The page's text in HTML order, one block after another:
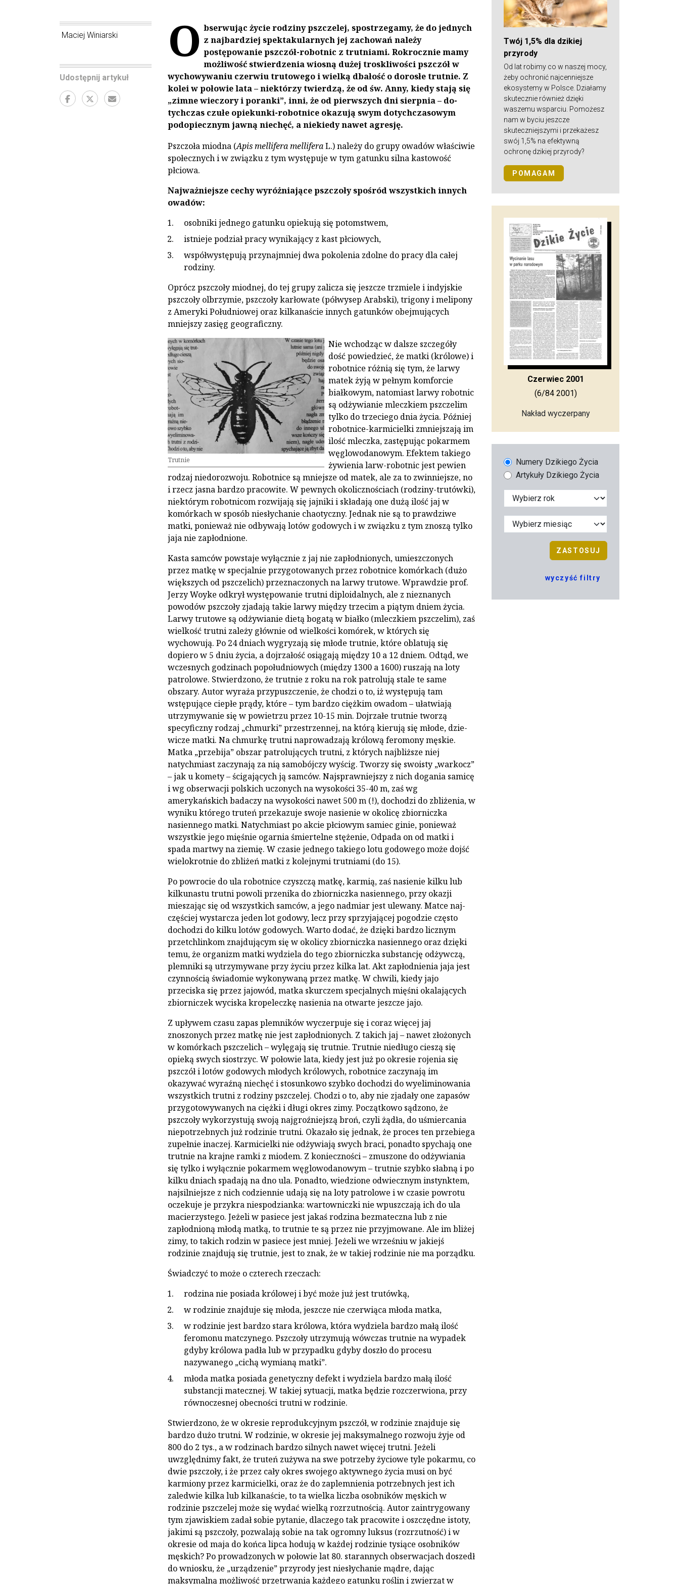
Maciej Winiarski
Udostępnij artykuł
O bserwując życie rodziny pszczelej, spostrze­gamy, że do jednych
z najbardziej spektakular­nych jej zachowań należy
postępowanie pszczół-robotnic z trutniami. Rokrocznie mamy
możliwość stwierdzenia wiosną dużej troskliwo­ści pszczół w
wychowywaniu czerwiu trutowe­go i wielką dbałość o dorosłe trutnie. Z
kolei w połowie lata – niektórzy twierdzą, że od św. Anny, kiedy stają się
„zimne wieczory i po­ranki”, inni, że od pierwszych dni sierpnia – do­
tychczas czułe opiekunki-robotnice okazują swym dotychczasowym
podopiecznym jawną niechęć, a niekiedy nawet agresję.
Pszczoła miodna (Apis mellifera melliferaL.) należy do grupy owadów właściwie
społecznych i w związku z tym występuje w tym gatunku silna kastowość
płciowa.
Najważniejsze cechy wyróżniające pszczoły spośród wszystkich innych
owadów:
osobniki jednego gatunku opiekują się potomstwem,
istnieje podział pracy wynikający z kast płciowych,
współwystępują przynajmniej dwa pokolenia zdolne do pracy dla całej
rodziny.
Oprócz pszczoły miodnej, do tej grupy zalicza się jeszcze trzmiele i indyjskie
pszczoły olbrzy­mie, pszczoły karłowate (półwysep Arabski), tri­gony i melipony
z Ameryki Południowej oraz kilkanaście innych gatunków obejmujących
mniejszy zasięg geograficzny.
Trutnie
Nie wchodząc w dalsze szczegóły
dość po­wiedzieć, że matki (królowe) i
robotnice różnią się tym, że larwy
matek żyją w pełnym komfor­cie
białkowym, natomiast larwy robotnic
są odżywianie mleczkiem pszczelim
tylko do trze­ciego dnia życia. Później
robotnice-karmiciel­ki zmniejszają im
ilość mleczka, zastępując pokarmem
węglowodanowym. Efektem takie­go
żywienia larw-robotnic jest pewien
rodzaj niedorozwoju. Robotnice są mniejsze od matek, ale za to zwinniejsze, no
i rzecz jasna bardzo pracowite. W pewnych okolicznościach (rodzi­ny-trutówki),
niektórym robotnicom rozwijają się jajniki i składają one dużą ilość jaj w
komór­kach w sposób niesłychanie chaotyczny. Jednak nie są to prawdziwe
matki, ponieważ nie odby­wają lotów godowych i w związku z tym zno­szą tylko
jaja nie zapłodnione.
Kasta samców powstaje wyłącznie z jaj nie zapłodnionych, umieszczonych
przez matkę w specjalnie przygotowanych przez robotnice komórkach (dużo
większych od pszczelich) przeznaczonych na larwy trutowe. Wprawdzie prof.
Jerzy Woyke odkrył występowanie trutni diploidalnych, ale z nieznanych
powodów psz­czoły zjadają takie larwy między trzecim a pią­tym dniem życia.
Larwy trutowe są odżywianie dietą bogatą w białko (mleczkiem pszczelim), zaś
wielkość trutni zależy głównie od wielkości komórek, w których się
wychowują. Po 24 dniach wygryzają się młode trutnie, które obla­tują się
dopiero w 5 dniu życia, a dojrzałość osią­gają między 10 a 12 dniem. Odtąd, we
wczesnych godzinach popołudniowych (między 1300 a 1600) ruszają na loty
patrolowe. Stwierdzono, że trut­nie z roku na rok patrolują stale te same
obszary. Autor wyraża przypuszczenie, że chodzi o to, iż występują tam
wstępujące ciepłe prądy, które – tym bardzo ciężkim owadom – ułatwiają
utrzy­mywanie się w powietrzu przez 10-15 min. Dojrzałe trutnie tworzą
specyficzny rodzaj „chmurki” przestrzennej, na którą kierują się młode, dzie­
wicze matki. Na chmurkę trutni naprowadzają królową feromony męskie.
Matka „przebija” ob­szar patrolujących trutni, z których najbliższe niej
natychmiast zaczynają za nią samobójczy wyścig. Tworzy się swoisty „warkocz”
– jak u komety – ścigających ją samców. Najsprawniej­szy z nich dogania samicę
i wg obserwacji pol­skich uczonych na wysokości 35-40 m, zaś wg
amerykańskich badaczy na wysokości nawet 500 m (!), dochodzi do zbliżenia, w
wyniku którego truteń przekazuje swoje nasienie w okolicę zbiorniczka
nasiennego matki. Natychmiast po akcie płciowym samiec ginie, ponieważ
wszyst­kie jego mięśnie ogarnia śmiertelne stężenie, Od­pada on od matki i
spada martwy na ziemię. W czasie jednego takiego lotu godowego może dojść
wielokrotnie do zbliżeń matki z kolejny­mi trutniami (do 15).
Po powrocie do ula robotnice czyszczą mat­kę, karmią, zaś nasienie kilku lub
kilkunastu trut­ni powoli przenika do zbiorniczka nasiennego, przy okazji
mieszając się od wszystkich sam­ców, a jego nadmiar jest ulewany. Matce naj­
częściej wystarcza jeden lot godowy, lecz przy sprzyjającej pogodzie często
dochodzi do kilku lotów godowych. Warto dodać, że dzięki bar­dzo licznym
przetchlinkom znajdującym się w okolicy zbiorniczka nasiennego oraz dzięki
temu, że organizm matki wydziela do tego zbior­niczka substancję odżywczą,
plemniki są utrzy­mywane przy życiu przez kilka lat. Akt zapłodnienia jaja jest
czynnością świadomie wy­konywaną przez matkę. W chwili, kiedy jajo
przeciska się przez jajowód, matka skurczem spe­cjalnych mięśni okalających
zbiorniczek wyci­ska kropeleczkę nasienia na otwarte jeszcze jajo.
Z upływem czasu zapas plemników wyczer­puje się i coraz więcej jaj
znoszonych przez mat­kę nie jest zapłodnionych. Z takich jaj – nawet złożonych
w komórkach pszczelich – wylęgają się trut­nie. Trutnie niedługo cieszą się
opieką swych sio­strzyc. W połowie lata, kiedy jest już po okresie rojenia się
psz­czół i lotów godowych młodych królowych, robot­nice zaczynają im
okazywać wyraźną nie­chęć i stosunkowo szybko dochodzi do wyeliminowa­nia
wszystkich trutni z rodzi­ny pszczelej. Chodzi o to, aby nie zjadały one zapasów
przygotowywanych na ciężki i długi okres zimy. Początkowo sądzono, że
pszczoły wykorzystują swoją najgroźniejszą broń, czyli żądła, do uśmiercania
niepotrzebnych już rodzinie trutni. Okazało się jednak, że proces ten przebiega
zupełnie inaczej. Karmicielki nie odżywiają swych braci, po­nadto spychają one
trutnie na krajne ramki z mio­dem. Z konieczności – zmuszone do odżywiania
się tylko i wyłącznie pokarmem węglowodano­wym – trutnie szybko słabną i po
kilku dniach spadają na dno ula. Ponadto, wiedzione odwiecz­nym instynktem,
najsilniejsze z nich codzien­nie udają się na loty patrolowe i w czasie powrotu
oczekuje je przykra niespodzianka: wartownicz­ki nie wpuszczają ich do ula
macierzystego. Je­żeli w pasiece jest jakaś rodzina bezmateczna lub z nie
zapłodnioną młodą matką, to trutnie te są przez nie przyjmowane. Ale im bliżej
zimy, to takich rodzin w pasiece jest mniej. Jeżeli we wrześniu w jakiejś
rodzinie znajdują się trutnie, jest to znak, że w takiej rodzinie nie ma porząd­ku.
Świadczyć to może o czterech rzeczach:
rodzina nie posiada królowej i być może już jest trutówką,
w rodzinie znajduje się młoda, jeszcze nie czerwiąca młoda matka,
w rodzinie jest bardzo stara królowa, która wydziela bardzo małą ilość
feromonu matczynego. Pszczoły utrzymują wówczas trutnie na wy­padek
gdyby królowa padła lub w przypadku gdy­by doszło do procesu
nazywanego „cichą wymia­ną matki”.
młoda matka posiada genetyczny defekt i wydziela bardzo małą ilość
substancji matecznej. W takiej sytuacji, matka będzie rozczer­wiona, przy
równoczesnej obecności trutni w rodzinie.
Stwierdzono, że w okresie reprodukcyjnym pszczół, w rodzinie znajduje się
bardzo dużo trut­ni. W rodzinie, w okresie jej maksymalnego roz­woju żyje od
800 do 2 tys., a w rodzinach bardzo silnych nawet więcej trutni. Jeżeli
uwzględni­my fakt, że truteń zużywa na swe potrzeby ży­ciowe tyle pokarmu, co
dwie pszczoły, i że przez cały okres swojego aktywnego życia musi on być
karmiony przez karmicielki, oraz że do za­plemnienia potrzebnych jest ich
zaledwie kilka lub kilkanaście, to ta wielka liczba osobników męskich w
rodzinie pszczelej może się wydać wielką rozrzut­nością. Autor zaintrygowany
tym zjawiskiem zadał sobie pytanie, dlaczego tak pracowite i oszczędne istoty,
jakimi są pszczoły, pozwalają sobie na tak ogrom­ny luksus (rozrzutność) i w
okresie od maja do końca lipca hodują w każdej rodzinie tysiące osobników
mę­skich? Po prowadzonych w połowie lat 80. staran­nych obserwacjach doszedł
do wniosku, że „urządzenie” przyrody jest niesłychanie mądre, da­jąc
maksymalną możliwość przetrwania każdego ga­tunku roślin i zwierząt w
Twój 1,5% dla dzikiej
przyrody
Od lat robimy co w naszej mocy,
żeby ochronić najcenniejsze
ekosystemy w Polsce. Działamy
skutecznie również dzięki
waszemu wsparciu. Pomożesz
nam w byciu jeszcze
skuteczniejszymi i przekażesz
swój 1,5% na efektywną
ochronę dzikiej przyrody?
POMAGAM
Czerwiec 2001
(6/84 2001)
Nakład wyczerpany
Numery Dzikiego Życia
Artykuły Dzikiego Życia
ZASTOSUJ
wyczyść filtry